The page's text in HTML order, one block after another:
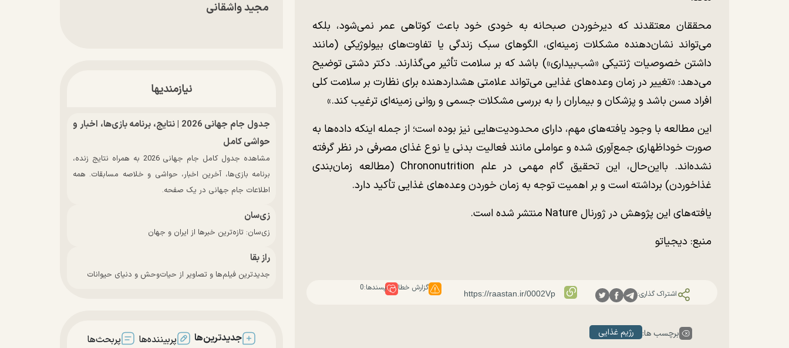
محققان معتقدند که دیرخوردن صبحانه به خودی خود باعث کوتاهی عمر نمی‌شود، بلکه
می‌تواند نشان‌دهنده مشکلات زمینه‌ای، الگو‌های سبک زندگی یا تفاوت‌های بیولوژیکی (مانند
داشتن خصوصیات ژنتیکی «شب‌بیداری») باشد که بر سلامت تأثیر می‌گذارند. دکتر دشتی توضیح
می‌دهد: «تغییر در زمان وعده‌های غذایی می‌تواند علامتی هشداردهنده برای نظارت بر سلامت کلی
افراد مسن باشد و پزشکان و بیماران را به بررسی مشکلات جسمی و روانی زمینه‌ای ترغیب کند.»
این مطالعه با وجود یافته‌های مهم، دارای محدودیت‌هایی نیز بوده است؛ از جمله اینکه داده‌ها به
صورت خوداظهاری جمع‌آوری شده و عواملی مانند فعالیت بدنی یا نوع غذای مصرفی در نظر گرفته
نشده‌اند. بااین‌حال، این تحقیق گام مهمی در علم Chrononutrition (مطالعه زمان‌بندی
غذا‌خوردن) برداشته است و بر اهمیت توجه به زمان خوردن وعده‌های غذایی تأکید دارد.
یافته‌های این پژوهش در ژورنال Nature منتشر شده است.
منبع: دیجیاتو
اشتراک گذاری:
گزارش خطا پسندها:0
برچسب ها: رژیم غذایی
مجید واشقانی
نیازمندیها
جدول جام جهانی 2026 | نتایج، برنامه بازی‌ها، اخبار و
حواشی کامل
مشاهده جدول کامل جام جهانی 2026 به همراه نتایج زنده،
برنامه بازی‌ها، آخرین اخبار، حواشی و خلاصه مسابقات. همه
اطلاعات جام جهانی در یک صفحه.
زی‌سان
زی‌سان: تازه‌ترین خبرها از ایران و جهان
راز بقا
جدیدترین فیلم‌ها و تصاویر از حیات‌وحش و دنیای حیوانات
جدیدترین‌ها پربیننده‌ها پربحث‌ها